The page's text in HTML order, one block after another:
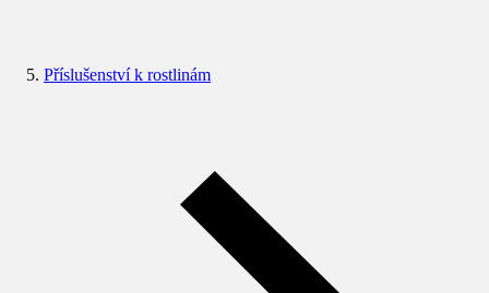
Příslušenství k rostlinám